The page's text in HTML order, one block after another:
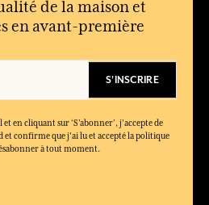
précédentes ?
ne plus être disponibles, car la
de la maison et
en avant-première
S'INSCRIRE
en cliquant sur ‘S’abonner’, j'accepte de
et confirme que j'ai lu et accepté la politique
à tout moment.